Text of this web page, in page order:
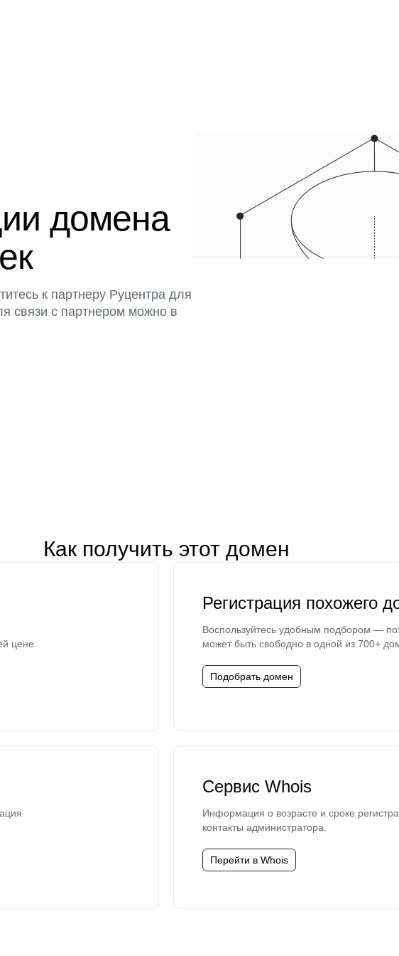
домена
к партнеру Руцентра для
связи с партнером можно в
Как получить этот домен
цене
Регистрация похожего
Воспользуйтесь удобным подбором —
может быть свободно в одной из 700+
Подобрать домен
Сервис Whois
Информация о возрасте и сроке
контакты администратора.
Перейти в Whois